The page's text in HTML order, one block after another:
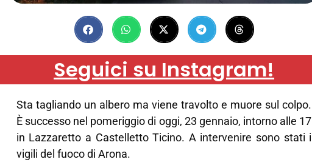
Seguici su Instagram!
Sta tagliando un albero ma viene travolto e muore sul colpo.
È successo nel pomeriggio di oggi, 23 gennaio, intorno alle 17
in Lazzaretto a Castelletto Ticino. A intervenire sono stati i
vigili del fuoco di Arona.